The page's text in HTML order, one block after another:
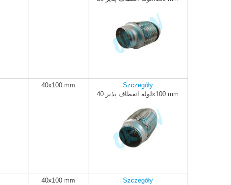
40x100 mm
Szczegóły
لوله انعطاف پذیر 40x100 mm
40x100 mm
Szczegóły